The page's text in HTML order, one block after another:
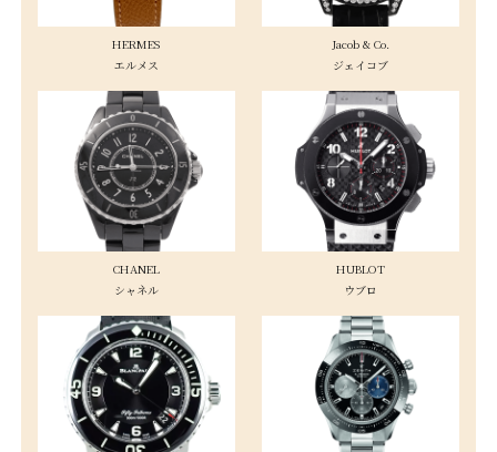
HERMES
エルメス
Jacob & Co.
ジェイコブ
CHANEL
シャネル
HUBLOT
ウブロ